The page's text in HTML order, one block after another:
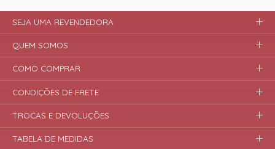
SEJA UMA REVENDEDORA
QUEM SOMOS
COMO COMPRAR
CONDIÇÕES DE FRETE
TROCAS E DEVOLUÇÕES
TABELA DE MEDIDAS